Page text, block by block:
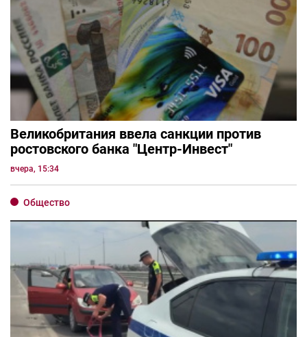
Великобритания ввела санкции против
ростовского банка "Центр-Инвест"
вчера, 15:34
Общество